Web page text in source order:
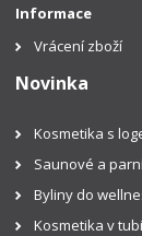
Informace
Vrácení zboží
Novinka
Kosmetika s
Saunové a
Byliny do
Kosmetika v